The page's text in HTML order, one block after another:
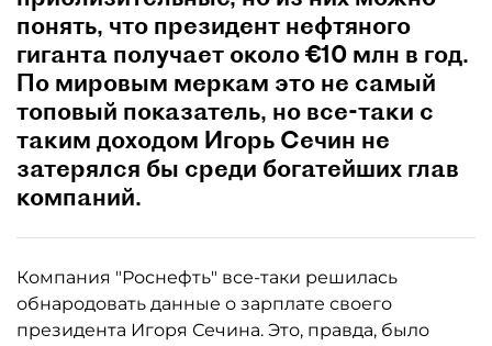
понять, что президент нефтяного
гиганта получает около €10 млн в год.
По мировым меркам это не самый
топовый показатель, но все-таки с
таким доходом Игорь Сечин не
затерялся бы среди богатейших глав
компаний.
Компания "Роснефть" все-таки решилась
обнародовать данные о зарплате своего
президента Игоря Сечина. Это, правда, было